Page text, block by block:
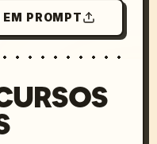
PROMPT